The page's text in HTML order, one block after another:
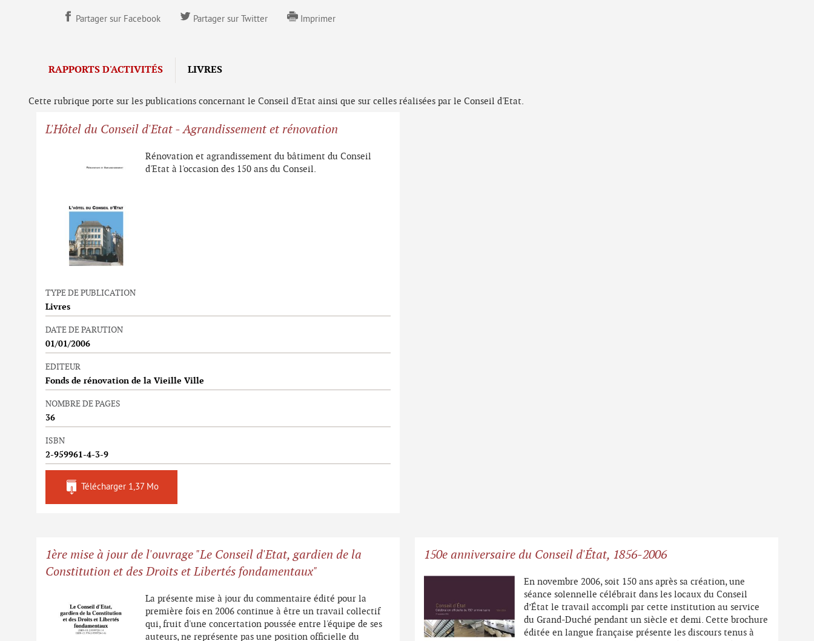
Partager sur Facebook Partager sur Twitter Imprimer
RAPPORTS D'ACTIVITÉS LIVRES
Cette rubrique porte sur les publications concernant le Conseil d'Etat ainsi que sur celles réalisées par le Conseil d'Etat.
L'Hôtel du Conseil d'Etat - Agrandissement et rénovation
Rénovation et agrandissement du bâtiment du Conseil
d'Etat à l'occasion des 150 ans du Conseil.
TYPE DE PUBLICATION
Livres
DATE DE PARUTION
01/01/2006
EDITEUR
Fonds de rénovation de la Vieille Ville
NOMBRE DE PAGES
36
ISBN
2-959961-4-3-9
Télécharger 1,37 Mo
1ère mise à jour de l'ouvrage "Le Conseil d'Etat, gardien de la
Constitution et des Droits et Libertés fondamentaux"
La présente mise à jour du commentaire édité pour la
première fois en 2006 continue à être un travail collectif
qui, fruit d'une concertation poussée entre l'équipe de ses
auteurs, ne représente pas une position officielle du
150e anniversaire du Conseil d'État, 1856-2006
En novembre 2006, soit 150 ans après sa création, une
séance solennelle célébrait dans les locaux du Conseil
d’État le travail accompli par cette institution au service
du Grand-Duché pendant un siècle et demi. Cette brochure
éditée en langue française présente les discours tenus à